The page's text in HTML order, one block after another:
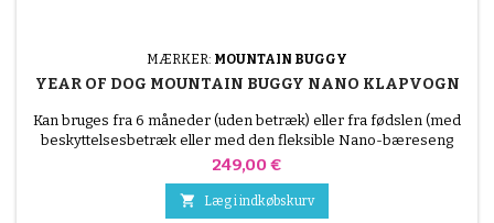
MÆRKER: MOUNTAIN BUGGY
YEAR OF DOG MOUNTAIN BUGGY NANO KLAPVOGN
Kan bruges fra 6 måneder (uden betræk) eller fra fødslen (med
beskyttelsesbetræk eller med den fleksible Nano-bæreseng
sælges separat) - op til 4 år Ifølge selskaberne går den i
skinner baldakinen
Pris
249,00 €
 Læg i indkøbskurv